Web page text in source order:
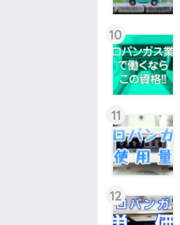
10
11
12